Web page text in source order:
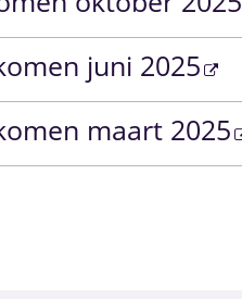
juni 2025
maart 2025